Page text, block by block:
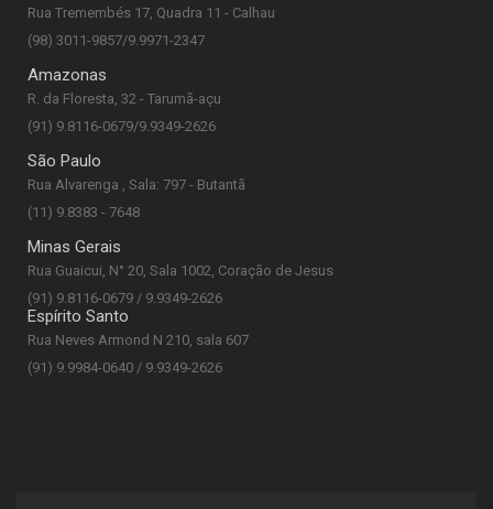
Rua Tremembés 17, Quadra 11 - Calhau
(98) 3011-9857/9.9971-2347
Amazonas
R. da Floresta, 32 - Tarumã-açu
(91) 9.8116-0679/9.9349-2626
São Paulo
Rua Alvarenga , Sala: 797 - Butantã
(11) 9.8383 - 7648
Minas Gerais
Rua Guaicui, N° 20, Sala 1002, Coração de Jesus
(91) 9.8116-0679 / 9.9349-2626
Espírito Santo
Rua Neves Armond N 210, sala 607
(91) 9.9984-0640 / 9.9349-2626